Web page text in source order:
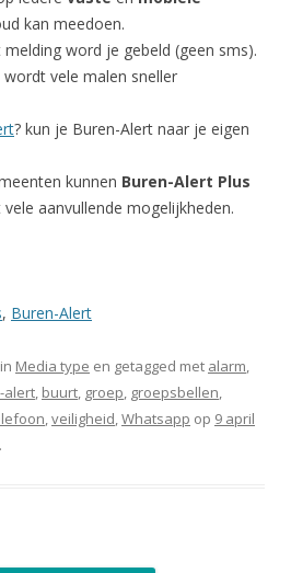
kan meedoen.
word je gebeld (geen sms).
vele malen sneller
? kun je Buren-Alert naar je eigen
kunnen Buren-Alert Plus
aanvullende mogelijkheden.
, Buren-Alert
Media type en getagged met alarm
alert buurt groep groepsbellen
veiligheid Whatsapp op 9 april
.